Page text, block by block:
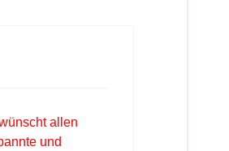
allen
und